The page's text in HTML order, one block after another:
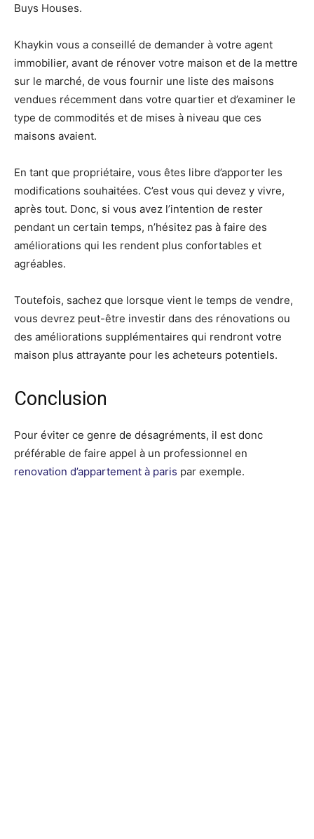
Buys Houses.
Khaykin vous a conseillé de demander à votre agent
immobilier, avant de rénover votre maison et de la mettre
sur le marché, de vous fournir une liste des maisons
vendues récemment dans votre quartier et d’examiner le
type de commodités et de mises à niveau que ces
maisons avaient.
En tant que propriétaire, vous êtes libre d’apporter les
modifications souhaitées. C’est vous qui devez y vivre,
après tout. Donc, si vous avez l’intention de rester
pendant un certain temps, n’hésitez pas à faire des
améliorations qui les rendent plus confortables et
agréables.
Toutefois, sachez que lorsque vient le temps de vendre,
vous devrez peut-être investir dans des rénovations ou
des améliorations supplémentaires qui rendront votre
maison plus attrayante pour les acheteurs potentiels.
Conclusion
Pour éviter ce genre de désagréments, il est donc
préférable de faire appel à un professionnel en
renovation d’appartement à paris par exemple.